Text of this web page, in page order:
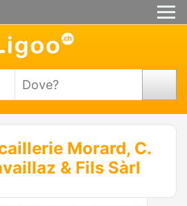
Morard, C.
& Fils Sàrl